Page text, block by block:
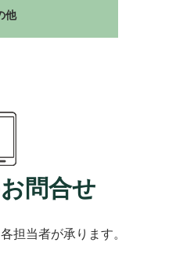
他
問合せ
担当者が承ります。